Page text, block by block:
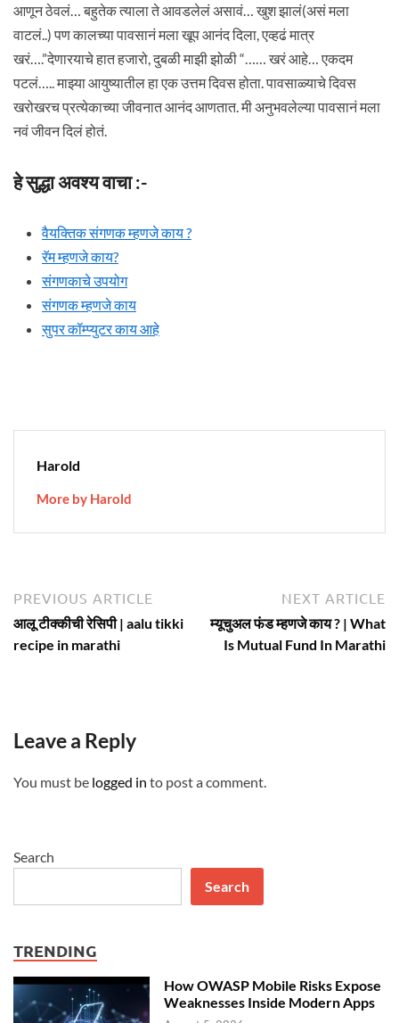
आणून ठेवलं… बहुतेक त्याला ते आवडलेलं असावं… खुश झालं(असं मला
वाटलं..) पण कालच्या पावसानं मला खूप आनंद दिला, एव्हढं मात्र
खरं….”देणारयाचे हात हजारो, दुबळी माझी झोळी “…… खरं आहे… एकदम
पटलं….. माझ्या आयुष्यातील हा एक उत्तम दिवस होता. पावसाळ्याचे दिवस
खरोखरच प्रत्येकाच्या जीवनात आनंद आणतात. मी अनुभवलेल्या पावसानं मला
नवं जीवन दिलं होतं.
हे सुद्धा अवश्य वाचा :-
वैयक्तिक संगणक म्हणजे काय ?
रॅम म्हणजे काय?
संगणकाचे उपयोग
संगणक म्हणजे काय
सुपर कॉम्प्युटर काय आहे
Harold
More by Harold
Post
navigation
PREVIOUS ARTICLE
article:
आलू टीक्कीची रेसिपी | aalu tikki
recipe in marathi
NEXT ARTICLE
म्यूचुअल फंड म्हणजे काय ? | What
Is Mutual Fund In Marathi
Leave a Reply
You must be logged in to post a comment.
Search
Search
TRENDING
How OWASP Mobile Risks Expose
Weaknesses Inside Modern Apps